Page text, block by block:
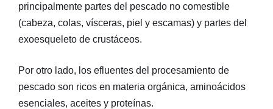
principalmente partes del pescado no comestible
(cabeza, colas, vísceras, piel y escamas) y partes del
exoesqueleto de crustáceos.
Por otro lado, los efluentes del procesamiento de
pescado son ricos en materia orgánica, aminoácidos
esenciales, aceites y proteínas.